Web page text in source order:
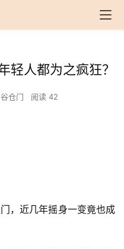
轻人都为之疯狂？
谷仓门 阅读 42
，近几年摇身一变竟也成